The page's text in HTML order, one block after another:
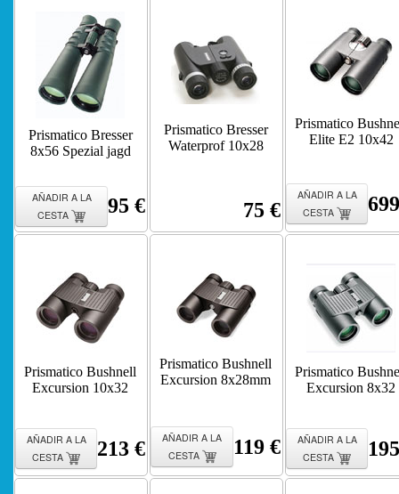
Prismatico Bresser
8x56 Spezial jagd
AÑADIR A LA
CESTA
95 €
Prismatico Bresser
Waterprof 10x28
75 €
Prismatico
Elite E2 10x42
AÑADIR A LA
CESTA
Prismatico Bushnell
Excursion 10x32
AÑADIR A LA
CESTA
213 €
Prismatico Bushnell
Excursion 8x28mm
AÑADIR A LA
CESTA
119 €
Prismatico
Excursion 8x32
AÑADIR A LA
CESTA